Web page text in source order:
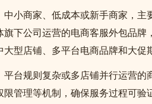
中小商家、低成本或新手商家，
旗下公司运营的电商客服外包品
型店铺、多平台电商品牌和大促
平台规则复杂或多店铺并行运营
管理等机制，确保服务过程可验